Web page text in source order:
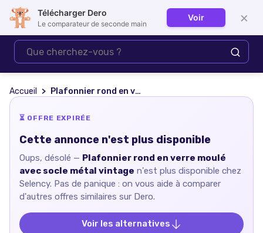
Se connecter
Accueil Plafonnier rond en verre moulé avec socle métal vintage
⏳ OFFRE EXPIRÉE
Cette annonce n'est plus disponible
Oups, désolé — Plafonnier rond en verre moulé
avec socle métal vintage n'est plus disponible chez
Selency. Pas de panique : on vous aide à comparer
d'autres offres similaires sur Dero.
Voir les alternatives
Télécharger Dero
Le comparateur de seconde main
Voir ×